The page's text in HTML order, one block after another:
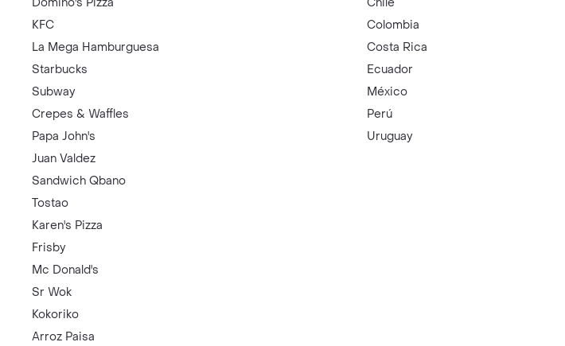
KFC
La Mega Hamburguesa
Starbucks
Subway
Crepes & Waffles
Papa John's
Juan Valdez
Sandwich Qbano
Tostao
Karen's Pizza
Frisby
Mc Donald's
Sr Wok
Kokoriko
Arroz Paisa
Colombia
Costa Rica
Ecuador
México
Perú
Uruguay